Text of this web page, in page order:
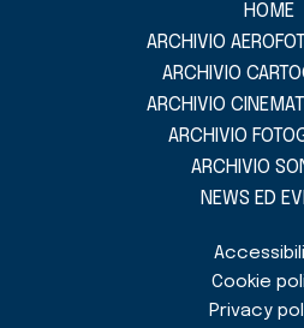
HOME
ARCHIVIO
ARCHIVIO
ARCHIVIO
ARCHIVIO
ARCHIVIO
NEWS ED
Cookie
Privacy